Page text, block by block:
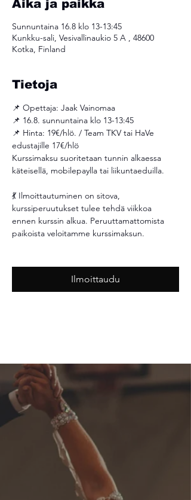
Aika ja paikka
Sunnuntaina 16.8 klo 13-13:45
Kunkku-sali, Vesivallinaukio 5 A , 48600
Kotka, Finland
Tietoja
📌 Opettaja: Jaak Vainomaa
📌 16.8. sunnuntaina klo 13-13:45
📌 Hinta: 19€/hlö. / Team TKV tai HaVe
edustajille 17€/hlö
Kurssimaksu suoritetaan tunnin alkaessa
käteisellä, mobilepaylla tai liikuntaeduilla.
💃 Ilmoittautuminen on sitova,
kurssiperuutukset tulee tehdä viikkoa
ennen kurssin alkua. Peruuttamattomista
paikoista veloitamme kurssimaksun.
Ilmoittaudu